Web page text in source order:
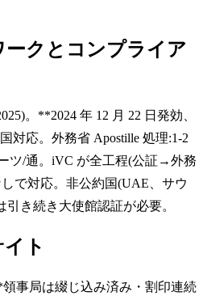
ークとコンプライア
。**2024 年 12 月 22 日発効、
対応。外務省 Apostille 処理:1-2
ツ/通。iVC が全工程(公証→外務
で対応。非公約国(UAE、サウ
き続き大使館認証が必要。
ト
事局は綴じ込み済み・割印連続